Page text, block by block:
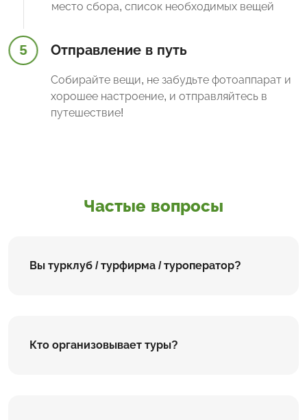
место сбора, список необходимых вещей
5 Отправление в путь
Собирайте вещи, не забудьте фотоаппарат и
хорошее настроение, и отправляйтесь в
путешествие!
Частые вопросы
Вы турклуб / турфирма / туроператор?
Кто организовывает туры?